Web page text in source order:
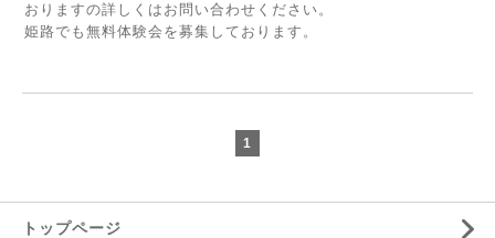
おりますの詳しくはお問い合わせください。
姫路でも無料体験会を募集しております。
1
トップページ